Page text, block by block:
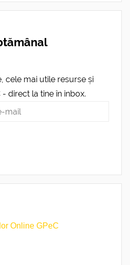
cele mai utile resurse și
direct la tine în inbox.
Online GPeC